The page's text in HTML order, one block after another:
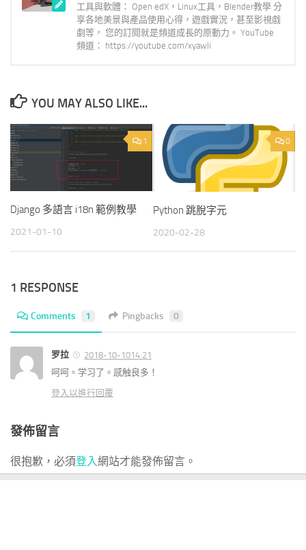
工具與軟體： Open edX，Linux工具，Blender教學 分
享各地美景與產品使用心得，遊戲實況，甚至影視戲
劇等， 您的訂閱就是頻道成長的原動力。 YouTube
頻道： https://youtube.com/xyawli
YOU MAY ALSO LIKE...
1
Django 多語言 i18n 範例教學
2021-01-10
0
Python 跳脫字元
2020-02-28
1 RESPONSE
Comments 1 Pingbacks 0
罗拉
2018-10-1014:21
呵呵。学习了。感触良多！
登入以進行回覆
發佈留言
很抱歉，必須登入網站才能發佈留言。